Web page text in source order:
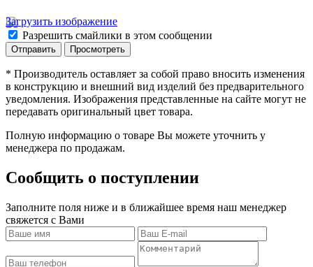
Загрузить изображение
Разрешить смайлики в этом сообщении
* Производитель оставляет за собой право вносить изменения
в конструкцию и внешний вид изделий без предварительного
уведомления. Изображения представленные на сайте могут не
передавать оригинальный цвет товара.
Полную информацию о товаре Вы можете уточнить у
менеджера по продажам.
Сообщить о поступлении
Заполните поля ниже и в ближайшее время наш менеджер
свяжется с Вами